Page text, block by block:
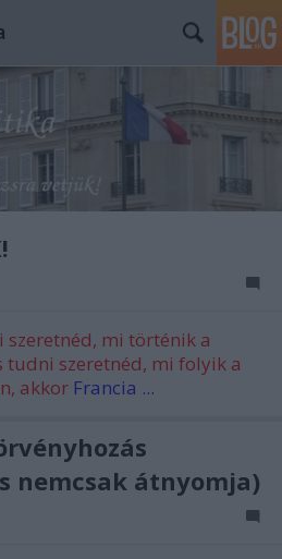
mi történik a
szeretnéd, mi folyik a
akkor Francia ...
nemcsak átnyomja)